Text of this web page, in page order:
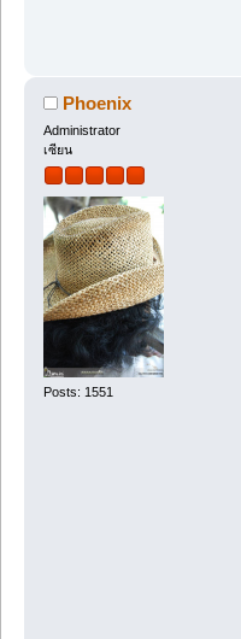
Phoenix
Administrator
เซียน
Posts: 1551